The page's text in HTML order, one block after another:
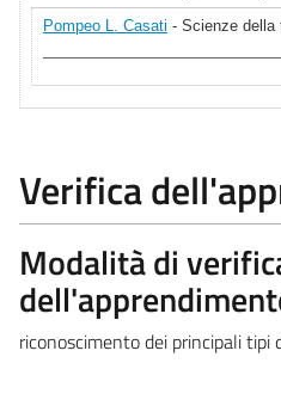
Pompeo L. Casati - Scienze della
Verifica
Modalità di
riconoscimento dei principali tipi